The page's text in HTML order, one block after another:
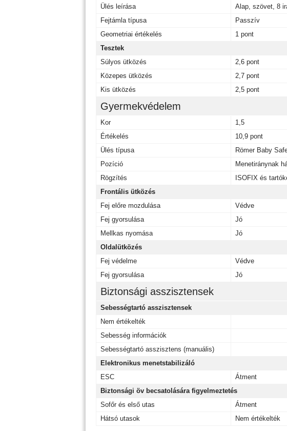
Ülés leírása
Alap, szövet, 8
Fejtámla típusa
Passzív
Geometriai értékelés
1 pont
Tesztek
Súlyos ütközés
2,6 pont
Közepes ütközés
2,7 pont
Kis ütközés
2,5 pont
Gyermekvédelem
Kor 1,5
Értékelés
10,9 pont
Ülés típusa
Römer Baby
Pozíció
Menetiránynak
Rögzítés
ISOFIX és
Frontális ütközés
Fej előre mozdulása
Védve
Fej gyorsulása
Jó
Mellkas nyomása
Jó
Oldalütközés
Fej védelme
Védve
Fej gyorsulása
Jó
Biztonsági asszisztensek
Sebességtartó asszisztensek
Nem értékelték
Sebesség információk
Sebességtartó asszisztens (manuális)
Elektronikus menetstabilizáló
ESC
Átment
Biztonsági öv becsatolására figyelmeztetés
Sofőr és első utas
Átment
Hátsó utasok
Nem értékelték